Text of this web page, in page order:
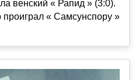
венский « Рапид » (3:0).
« Самсунспору »